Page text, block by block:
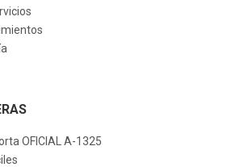
OFICIAL A-1325